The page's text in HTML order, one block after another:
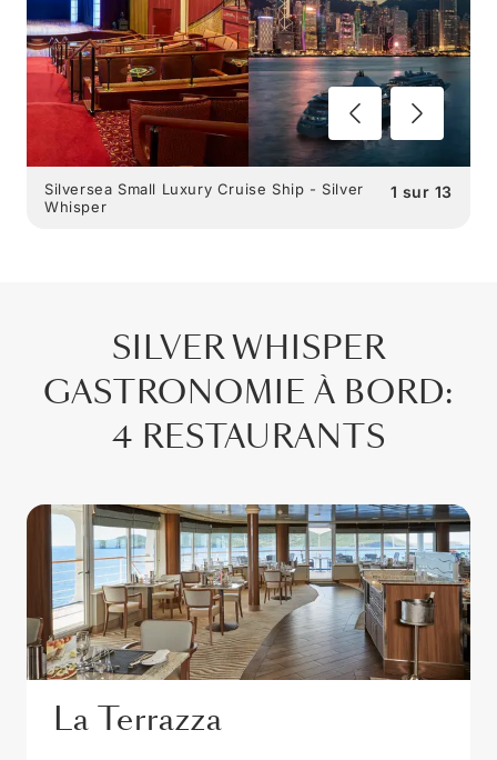
1 sur 13
Silversea Small Luxury Cruise Ship - Silver
Whisper
SILVER WHISPER
GASTRONOMIE À BORD:
4 RESTAURANTS
La Terrazza